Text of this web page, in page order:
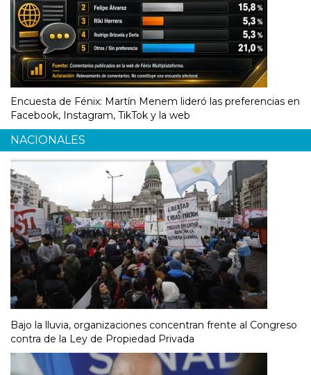
Encuesta de Fénix: Martín Menem lideró las preferencias en
Facebook, Instagram, TikTok y la web
NACIONALES
Bajo la lluvia, organizaciones concentran frente al Congreso
contra de la Ley de Propiedad Privada